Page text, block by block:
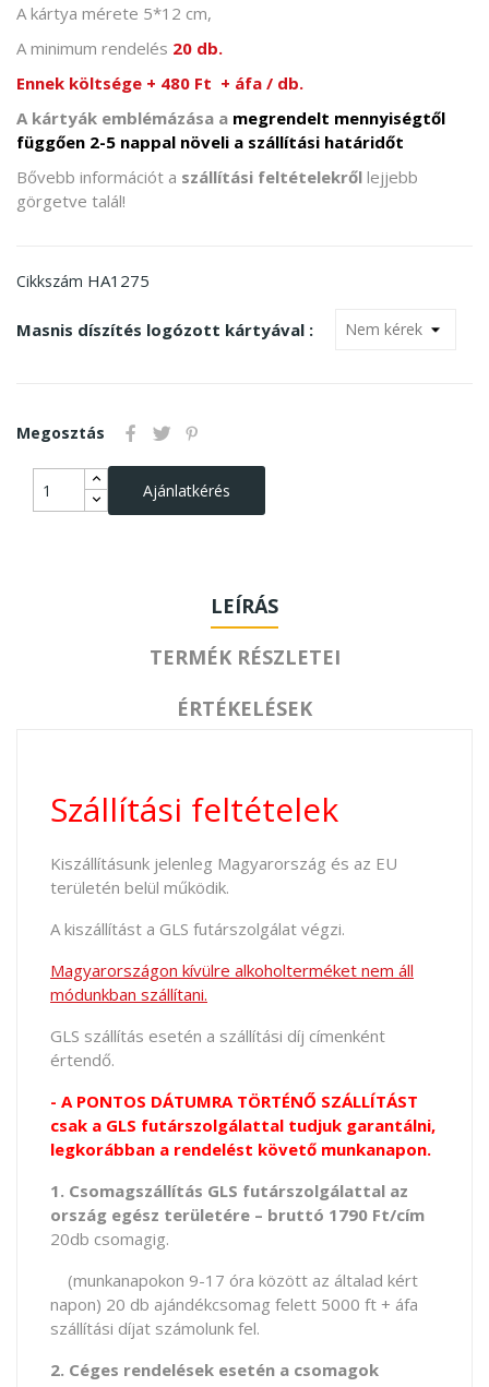
A kártya mérete 5*12 cm,
A minimum rendelés 20 db.
Ennek költsége + 480 Ft + áfa / db.
A kártyák emblémázása a megrendelt mennyiségtől
függően 2-5 nappal növeli a szállítási határidőt
Bővebb információt a szállítási feltételekről lejjebb
görgetve talál!
Cikkszám HA1275
Masnis díszítés logózott kártyával :
Megosztás
Ajánlatkérés
LEÍRÁS
TERMÉK RÉSZLETEI
ÉRTÉKELÉSEK
Szállítási feltételek
Kiszállításunk jelenleg Magyarország és az EU
területén belül működik.
A kiszállítást a GLS futárszolgálat végzi.
Magyarországon kívülre alkoholterméket nem áll
módunkban szállítani.
GLS szállítás esetén a szállítási díj címenként
értendő.
- A PONTOS DÁTUMRA TÖRTÉNŐ SZÁLLÍTÁST
csak a GLS futárszolgálattal tudjuk garantálni,
legkorábban a rendelést követő munkanapon.
1. Csomagszállítás GLS futárszolgálattal az
ország egész területére – bruttó 1790 Ft/cím
20db csomagig.
(munkanapokon 9-17 óra között az általad kért
napon) 20 db ajándékcsomag felett 5000 ft + áfa
szállítási díjat számolunk fel.
2. Céges rendelések esetén a csomagok